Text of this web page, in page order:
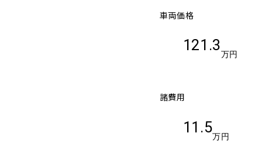
車両価格
121.3
万円
諸費用
11.5
万円